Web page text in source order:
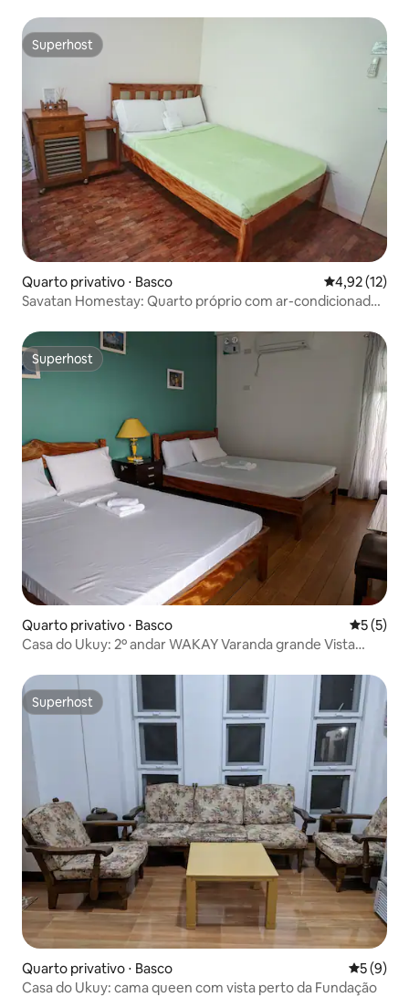
Superhost
Superhost
Quarto privativo ⋅ Basco 4,92 de uma
4,92 (12)
Savatan Homestay: Quarto próprio com ar-condicionado
Superhost
Superhost
Quarto privativo ⋅ Basco 5 de
5 (5)
Casa do Ukuy: 2º andar WAKAY Varanda grande Vista
Superhost
Superhost
Quarto privativo ⋅ Basco 5 de
5 (9)
Casa do Ukuy: cama queen com vista perto da Fundação